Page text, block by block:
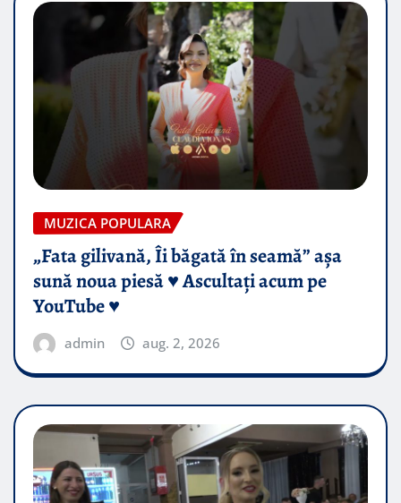
MUZICA POPULARA
„Fata gilivană, Îi băgată în seamă” așa
sună noua piesă ♥️ Ascultați acum pe
YouTube ♥️
admin aug. 2, 2026